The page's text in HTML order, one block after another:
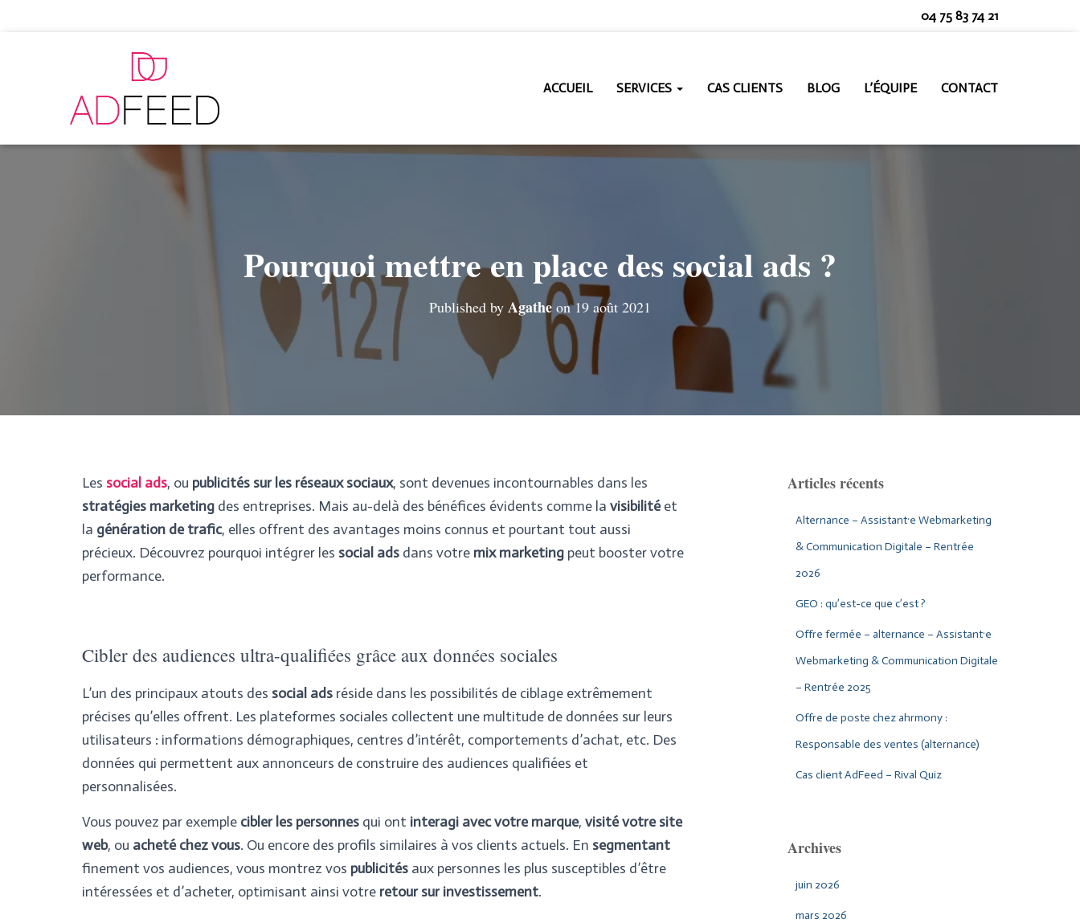
04 75 83 74 21
ACCUEIL SERVICES CAS CLIENTS BLOG L’ÉQUIPE CONTACT
Pourquoi mettre en place des social ads ?
Published by Agatheon19 août 2021
Les social ads, ou publicités sur les réseaux sociaux, sont devenues incontournables dans les
stratégies marketing des entreprises. Mais au-delà des bénéfices évidents comme la visibilitéet
la génération de trafic, elles offrent des avantages moins connus et pourtant tout aussi
précieux. Découvrez pourquoi intégrer les social ads dans votre mix marketing peut booster votre
performance.
Cibler des audiences ultra-qualifiées grâce aux données sociales
L’un des principaux atouts des social ads réside dans les possibilités de ciblage extrêmement
précises qu’elles offrent. Les plateformes sociales collectent une multitude de données sur leurs
utilisateurs : informations démographiques, centres d’intérêt, comportements d’achat, etc. Des
données qui permettent aux annonceurs de construire des audiences qualifiées et
personnalisées.
Vous pouvez par exemple cibler les personnes qui ont interagi avec votre marque, visité votre site
web, ou acheté chez vous. Ou encore des profils similaires à vos clients actuels. En segmentant
finement vos audiences, vous montrez vos publicités aux personnes les plus susceptibles d’être
intéressées et d’acheter, optimisant ainsi votre retour sur investissement.
Articles récents
Alternance – Assistant·e Webmarketing
& Communication Digitale – Rentrée
2026
GEO : qu’est-ce que c’est ?
Offre fermée – alternance – Assistant·e
Webmarketing & Communication Digitale
– Rentrée 2025
Offre de poste chez ahrmony :
Responsable des ventes (alternance)
Cas client AdFeed – Rival Quiz
Archives
juin 2026
mars 2026